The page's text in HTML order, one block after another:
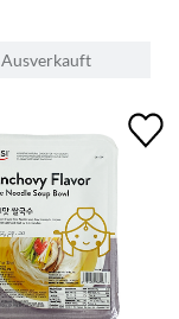
Ausverkauft